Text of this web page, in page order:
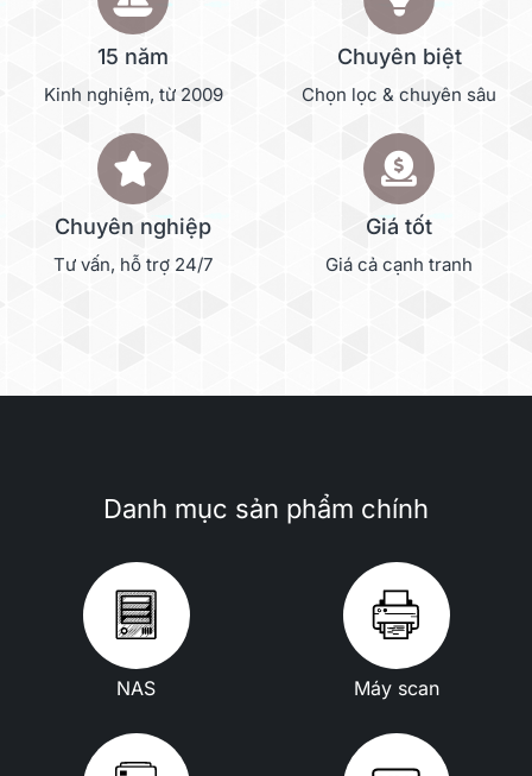
15 năm
Kinh nghiệm, từ 2009
Chuyên biệt
Chọn lọc & chuyên sâu
Chuyên nghiệp
Tư vấn, hỗ trợ 24/7
Giá tốt
Giá cả cạnh tranh
Danh mục sản phẩm chính
NAS Máy scan